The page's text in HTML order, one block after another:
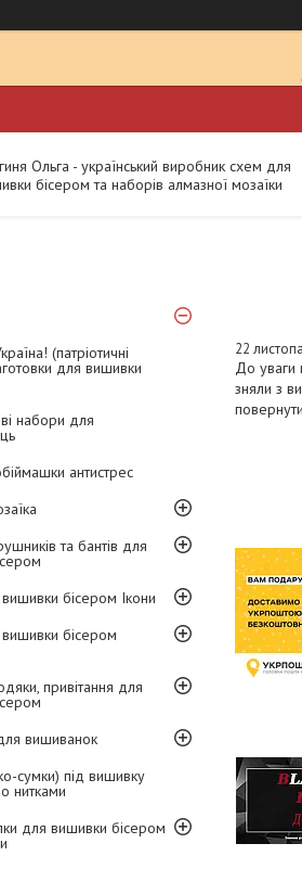
Ольга - український виробник схем для
бісером та наборів алмазної мозаїки
(патріотичні
для вишивки
набори для
антистрес
та бантів для
бісером Ікони
бісером
привітання для
вишиванок
сумки) під вишивку
нитками
для вишивки бісером
22
До уваги
зняли з